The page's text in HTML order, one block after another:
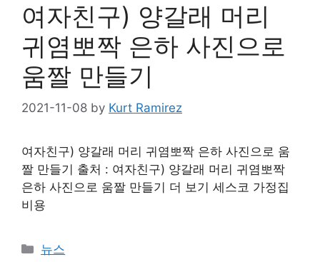
여자친구) 양갈래 머리
귀염뽀짝 은하 사진으로
움짤 만들기
2021-11-08 by Kurt Ramirez
여자친구) 양갈래 머리 귀염뽀짝 은하 사진으로 움
짤 만들기 출처 : 여자친구) 양갈래 머리 귀염뽀짝
은하 사진으로 움짤 만들기 더 보기 세스코 가정집
비용
Categories
뉴스